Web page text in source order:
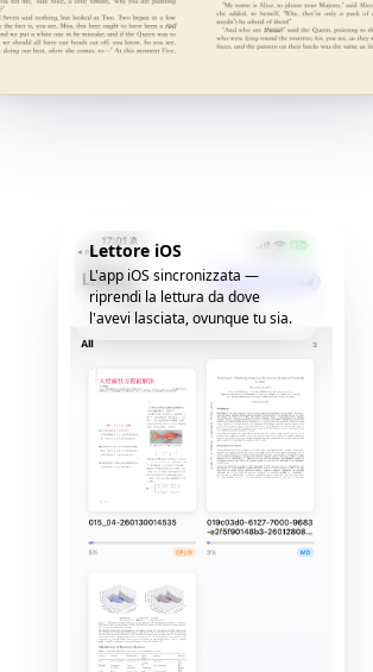
Lettore iOS
L'app iOS sincronizzata —
riprendi la lettura da dove
l'avevi lasciata, ovunque tu sia.